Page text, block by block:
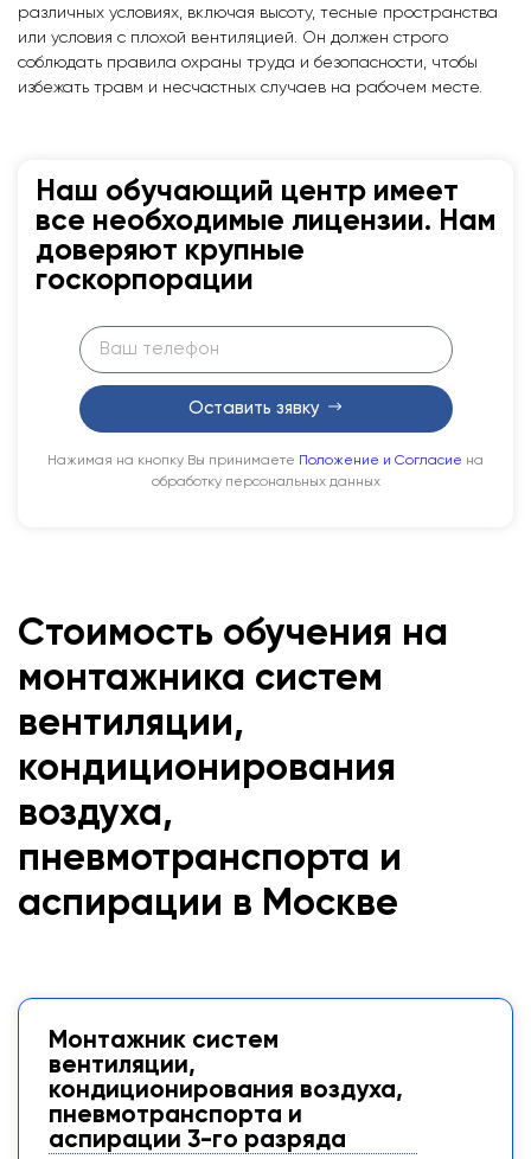
различных условиях, включая высоту, тесные пространства
или условия с плохой вентиляцией. Он должен строго
соблюдать правила охраны труда и безопасности, чтобы
избежать травм и несчастных случаев на рабочем месте.
Наш обучающий центр имеет
все необходимые лицензии. Нам
доверяют крупные
госкорпорации
Оставить зявку
Нажимая на кнопку Вы принимаете Положение и Согласие на
обработку персональных данных
Стоимость обучения на
монтажника систем
вентиляции,
кондиционирования
воздуха,
пневмотранспорта и
аспирации в Москве
Монтажник систем
вентиляции,
кондиционирования воздуха,
пневмотранспорта и
аспирации 3-го разряда